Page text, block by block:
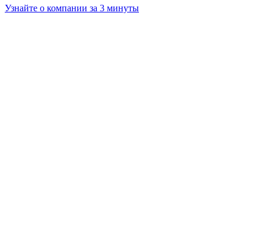
Узнайте о компании за 3 минуты